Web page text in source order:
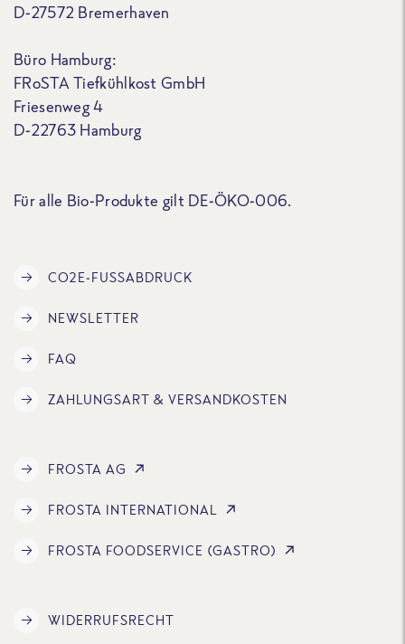
D-27572 Bremerhaven
Büro Hamburg:
FRoSTA Tiefkühlkost GmbH
Friesenweg 4
D-22763 Hamburg
Für alle Bio-Produkte gilt DE-ÖKO-006.
CO2E-FUSSABDRUCK
NEWSLETTER
FAQ
ZAHLUNGSART & VERSANDKOSTEN
FROSTA AG
FROSTA INTERNATIONAL
FROSTA FOODSERVICE (GASTRO)
WIDERRUFSRECHT